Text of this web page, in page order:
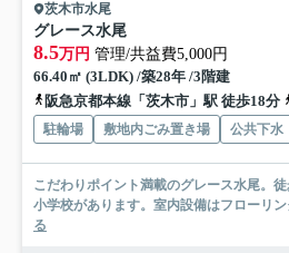
茨木市水尾
グレース水尾
8.5万円 管理/共益費5,000円
66.40㎡ (3LDK) /築28年 /3階建
阪急京都本線「茨木市」駅 徒歩18分
駐輪場 敷地内ごみ置き場 公共下水
こだわりポイント満載のグレース水尾。
小学校があります。室内設備はフローリ
る